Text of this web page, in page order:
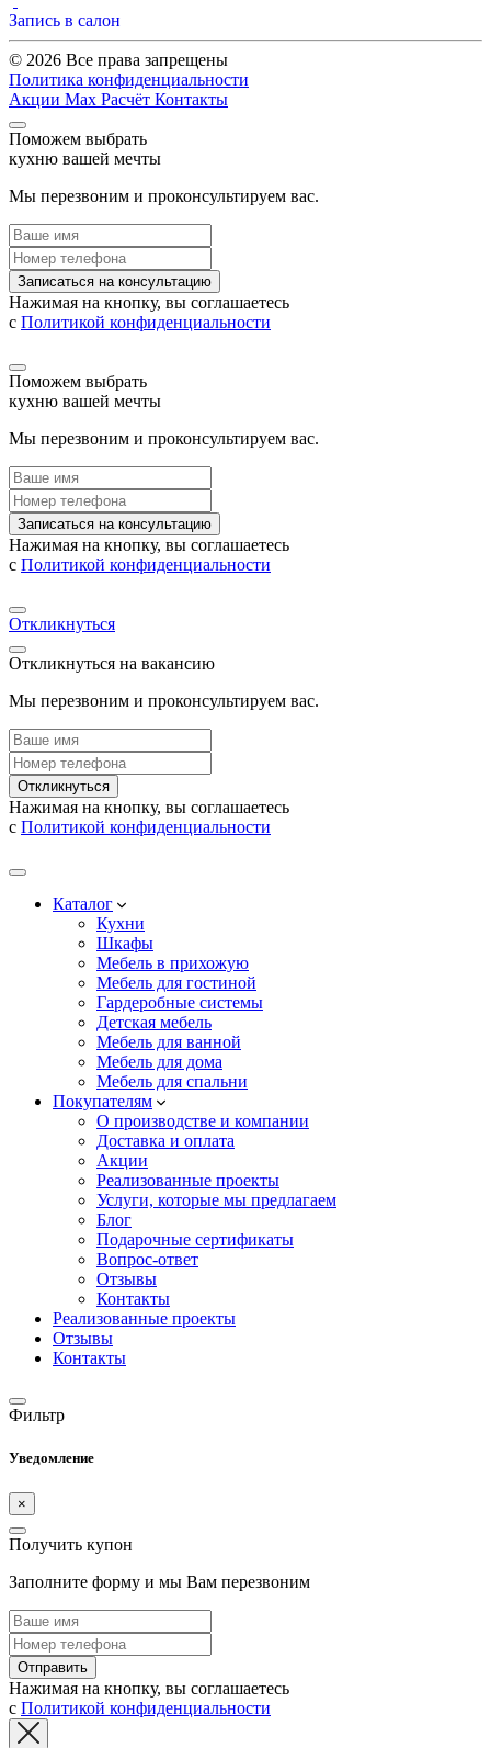
Запись в салон
© 2026 Все права запрещены
Политика конфиденциальности
Акции Max Расчёт Контакты
Поможем выбрать
кухню вашей мечты
Мы перезвоним и проконсультируем вас.
Записаться на консультацию
Нажимая на кнопку, вы соглашаетесь
с Политикой конфиденциальности
Поможем выбрать
кухню вашей мечты
Мы перезвоним и проконсультируем вас.
Записаться на консультацию
Нажимая на кнопку, вы соглашаетесь
с Политикой конфиденциальности
Откликнуться
Откликнуться на вакансию
Мы перезвоним и проконсультируем вас.
Откликнуться
Нажимая на кнопку, вы соглашаетесь
с Политикой конфиденциальности
Каталог
Кухни
Шкафы
Мебель в прихожую
Мебель для гостиной
Гардеробные системы
Детская мебель
Мебель для ванной
Мебель для дома
Мебель для спальни
Покупателям
О производстве и компании
Доставка и оплата
Акции
Реализованные проекты
Услуги, которые мы предлагаем
Блог
Подарочные сертификаты
Вопрос-ответ
Отзывы
Контакты
Реализованные проекты
Отзывы
Контакты
Фильтр
Уведомление
×
Получить купон
Заполните форму и мы Вам перезвоним
Отправить
Нажимая на кнопку, вы соглашаетесь
с Политикой конфиденциальности